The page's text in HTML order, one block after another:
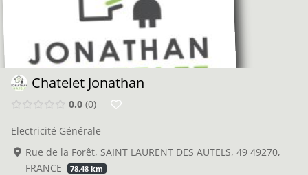
Chatelet Jonathan
0.0 0
Electricité Générale
Rue de la Forêt, SAINT LAURENT DES AUTELS, 49 49270,
FRANCE
78.48 km